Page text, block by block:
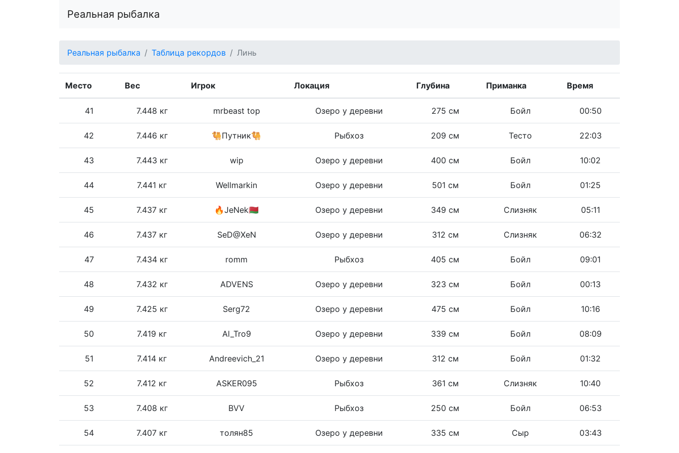
Реальная рыбалка
Реальная рыбалка Таблица рекордов Линь
Место Вес Игрок Локация Глубина Приманка Время
41 7.448 кг mrbeast top Озеро у деревни 275 см Бойл 00:50
42 7.446 кг 🐫Путник🐫 Рыбхоз 209 см Тесто 22:03
43 7.443 кг wip Озеро у деревни 400 см Бойл 10:02
44 7.441 кг Wellmarkin Озеро у деревни 501 см Бойл 01:25
45 7.437 кг 🔥JeNek🇧🇾 Озеро у деревни 349 см Слизняк 05:11
46 7.437 кг SeD@XeN Озеро у деревни 312 см Слизняк 06:32
47 7.434 кг romm Рыбхоз 405 см Бойл 09:01
48 7.432 кг ADVENS Озеро у деревни 323 см Бойл 00:13
49 7.425 кг Serg72 Озеро у деревни 475 см Бойл 10:16
50 7.419 кг Al_Tro9 Озеро у деревни 339 см Бойл 08:09
51 7.414 кг Andreevich_21 Озеро у деревни 312 см Бойл 01:32
52 7.412 кг ASKER095 Рыбхоз 361 см Слизняк 10:40
53 7.408 кг BVV Рыбхоз 250 см Бойл 06:53
54 7.407 кг толян85 Озеро у деревни 335 см Сыр 03:43